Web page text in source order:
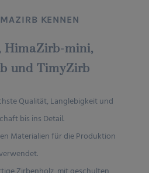
KENNEN
HimaZirb-mini,
und TimyZirb
Qualität, Langlebigkeit und
bis ins Detail.
Materialien für die Produktion